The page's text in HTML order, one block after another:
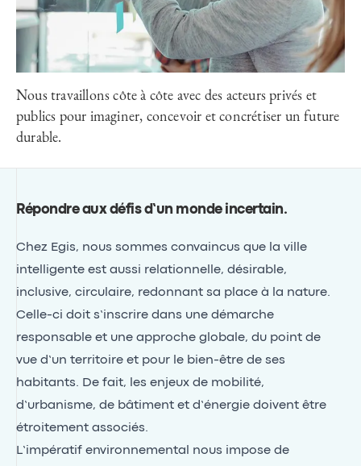
mobilités, IDFM
Nous travaillons côte à côte avec des acteurs privés et
publics pour imaginer, concevoir et concrétiser un future
durable.
Répondre aux défis d’un monde incertain.
Chez Egis, nous sommes convaincus que la ville
intelligente est aussi relationnelle, désirable,
inclusive, circulaire, redonnant sa place à la nature.
Celle-ci doit s’inscrire dans une démarche
responsable et une approche globale, du point de
vue d’un territoire et pour le bien-être de ses
habitants. De fait, les enjeux de mobilité,
d’urbanisme, de bâtiment et d’énergie doivent être
étroitement associés.
L’impératif environnemental nous impose de